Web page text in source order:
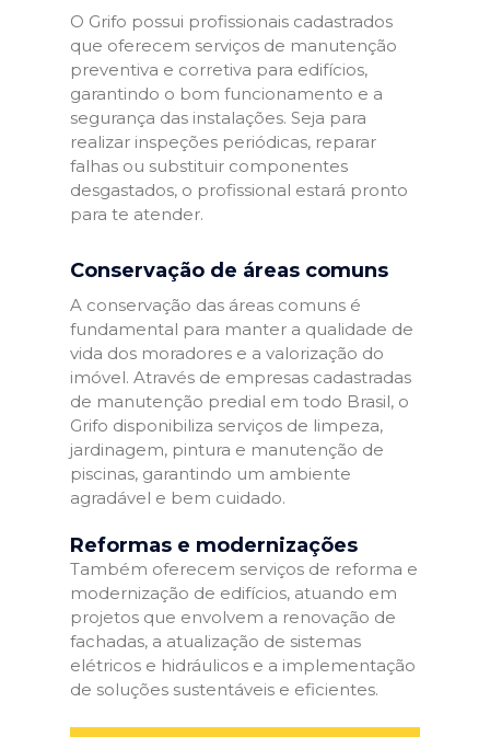
O Grifo possui profissionais cadastrados
que oferecem serviços de manutenção
preventiva e corretiva para edifícios,
garantindo o bom funcionamento e a
segurança das instalações. Seja para
realizar inspeções periódicas, reparar
falhas ou substituir componentes
desgastados, o profissional estará pronto
para te atender.
Conservação de áreas comuns
A conservação das áreas comuns é
fundamental para manter a qualidade de
vida dos moradores e a valorização do
imóvel. Através de empresas cadastradas
de manutenção predial em todo Brasil, o
Grifo disponibiliza serviços de limpeza,
jardinagem, pintura e manutenção de
piscinas, garantindo um ambiente
agradável e bem cuidado.
Reformas e modernizações
Também oferecem serviços de reforma e
modernização de edifícios, atuando em
projetos que envolvem a renovação de
fachadas, a atualização de sistemas
elétricos e hidráulicos e a implementação
de soluções sustentáveis e eficientes.